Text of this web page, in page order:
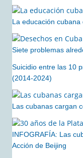
La educación cubana
Siete problemas
Suicidio entre las 10
(2014-2024)
Las cubanas cargan
INFOGRAFÍA: Las
Acción de Beijing